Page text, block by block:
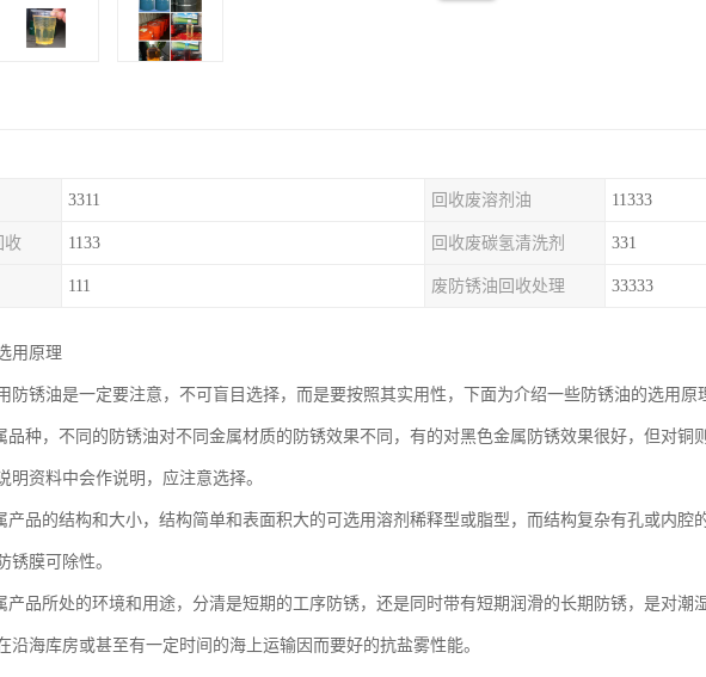
3311 回收废溶剂油 11333
收 1133 回收废碳氢清洗剂 331
111 废防锈油回收处理 33333
用原理
防锈油是一定要注意，不可盲目选择，而是要按照其实用性，下面为介绍一些防锈油的选用原
品种，不同的防锈油对不同金属材质的防锈效果不同，有的对黑色金属防锈效果很好，但对铜
明资料中会作说明，应注意选择。
产品的结构和大小，结构简单和表面积大的可选用溶剂稀释型或脂型，而结构复杂有孔或内腔
锈膜可除性。
产品所处的环境和用途，分清是短期的工序防锈，还是同时带有短期润滑的长期防锈，是对潮
沿海库房或甚至有一定时间的海上运输因而要好的抗盐雾性能。